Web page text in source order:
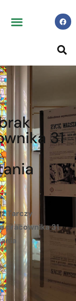
31
Tarczy
pracownika 31